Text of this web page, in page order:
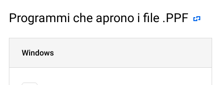
Programmi che aprono i file .PPF
Windows